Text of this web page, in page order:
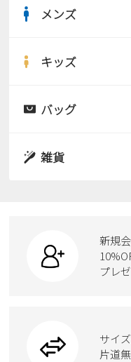
サンダル
スニーカー
カジュアルシュー
ワークシューズ
ウェア
メンズ
サンダル
ローファー
ブーツ
キッズ
サンダル
スクール
バッグ
ボディバッグ
ハンドバッグ
トートバッグ
雑貨
ケア用品
新規
プレ
サイ
片道